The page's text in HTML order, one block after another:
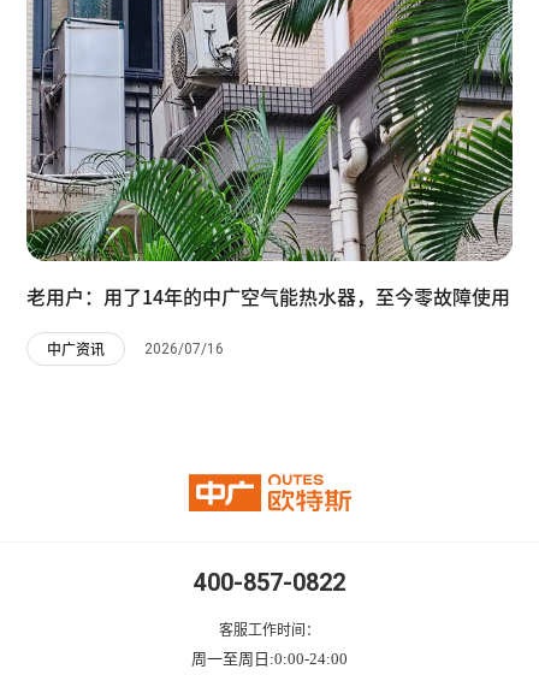
老用户：用了14年的中广空气能热水器，至今零故障使用
中广资讯 2026/07/16
400-857-0822
客服工作时间：
周一至周日:0:00-24:00